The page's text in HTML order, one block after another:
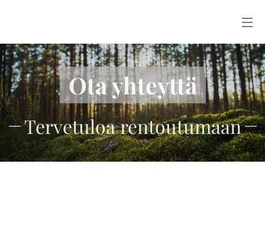
Ota yhteyttä
Tervetuloa rentoutumaan